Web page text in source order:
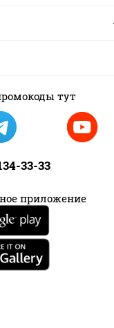
тут
33-33
приложение
масло